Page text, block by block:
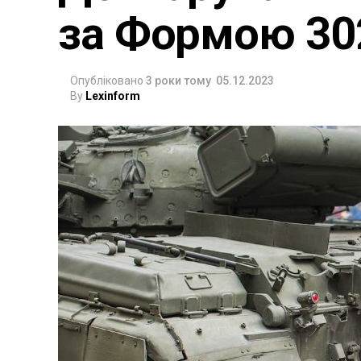
за Формою
Опубліковано 3 роки тому 05.12.2023
By Lexinform